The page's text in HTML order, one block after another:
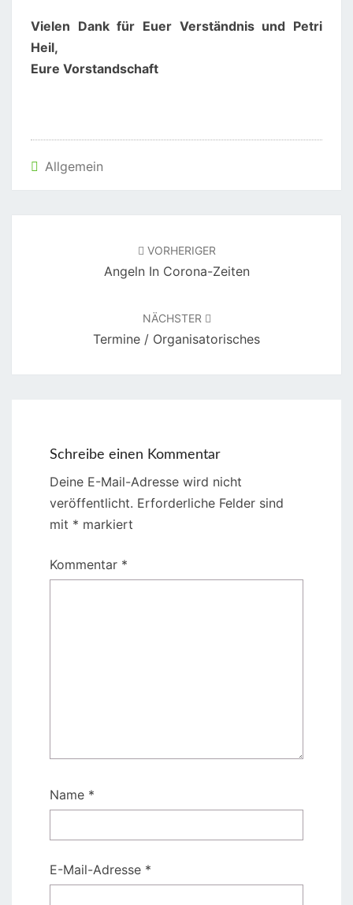
Vielen Dank für Euer Verständnis und Petri
Heil,
Eure Vorstandschaft
Allgemein
VORHERIGER
Angeln In Corona-Zeiten
NÄCHSTER
Termine / Organisatorisches
Schreibe einen Kommentar
Deine E-Mail-Adresse wird nicht
veröffentlicht. Erforderliche Felder sind
mit * markiert
Kommentar *
Name *
E-Mail-Adresse *